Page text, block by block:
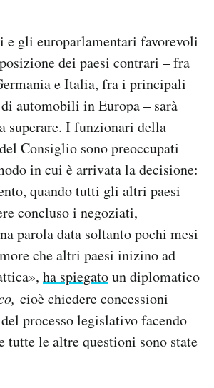
e gli europarlamentari favorevoli
dei paesi contrari – fra
e Italia, fra i principali
automobili in Europa – sarà
superare. I funzionari della
Consiglio sono preoccupati
in cui è arrivata la decisione:
quando tutti gli altri paesi
concluso i negoziati,
parola data soltanto pochi mesi
che altri paesi inizino ad
ha spiegatoun diplomatico
cioè chiedere concessioni
processo legislativo facendo
tutte le altre questioni sono state